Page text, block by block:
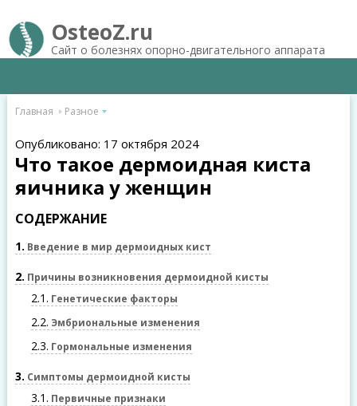
OsteoZ.ru
Сайт о болезнях опорно-двигательного аппарата
Главная Разное
Опубликовано: 17 октября 2024
Что такое дермоидная киста
яичника у женщин
СОДЕРЖАНИЕ
1 Введение в мир дермоидных кист
2 Причины возникновения дермоидной кисты
2.1 Генетические факторы
2.2 Эмбриональные изменения
2.3 Гормональные изменения
3 Симптомы дермоидной кисты
3.1 Первичные признаки